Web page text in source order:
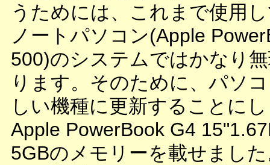
うためには、これまで使用
ノートパソコン(Apple
500)のシステムではかなり
ります。そのために、パソ
しい機種に更新することに
Apple PowerBook G4
5GBのメモリーを載せまし